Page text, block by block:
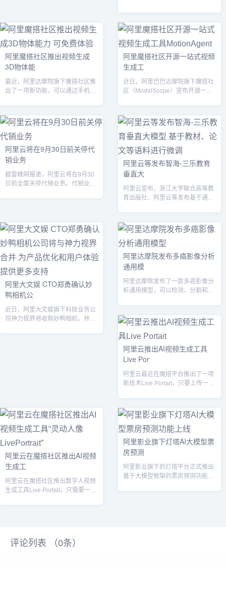
阿里魔搭社区推出视频生成
3D物体能
最近，阿里达摩院旗下魔搭社区推
出了一项新功能，可以通过手机环
阿里魔搭社区开源一站式视频
生成工
近日，阿里巴巴达摩院旗下魔搭社
区（ModelScope）宣布开源一站
阿里云将在9月30日前关停代
销业务
据雷峰网报道，阿里云将在9月30
日前全面关停代销业务。代销业务
阿里云等发布智海-三乐教育
垂直大
阿里云宣布，浙江大学联合高等教
育出版社、阿里云等发布基于通义
阿里大文娱 CTO郑勇确认妙
鸭相机公
近日，阿里大文娱旗下科技业务公
司神力视界将收购妙鸭相机，并入
阿里达摩院发布多癌影像分析
通用模
阿里达摩院发布了一款多癌影像分
析通用模型，可以检测、分割和诊
阿里云推出AI视频生成工具
Live Por
阿里云最近在魔搭平台推出了一项
新技术Live Portait，只要上传一张
阿里云在魔搭社区推出AI视频
生成工
阿里云在魔搭社区推出数字人视频
生成工具Live Portait，只需要一张
阿里影业旗下灯塔AI大模型票
房预测
阿里影业旗下的灯塔平台正式推出
基于大模型框架的票房预测功能，
评论列表 （0条）